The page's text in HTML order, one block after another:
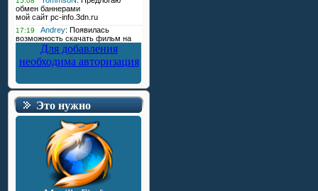
Для добавления
необходима авторизация
Это нужно